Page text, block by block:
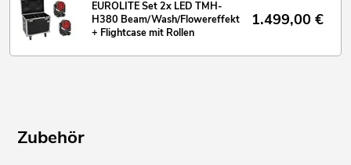
EUROLITE Set 2x LED TMH-
H380 Beam/Wash/Flowereffekt
+ Flightcase mit Rollen
1.499,00 €
Zubehör